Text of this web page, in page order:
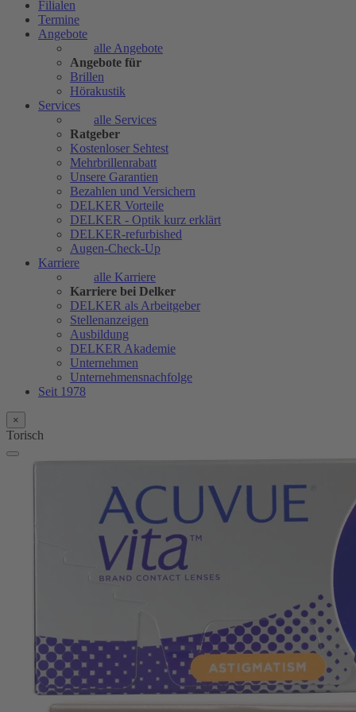
Filialen
Termine
Angebote
alle Angebote
Angebote für
Brillen
Hörakustik
Services
alle Services
Ratgeber
Kostenloser Sehtest
Mehrbrillenrabatt
Unsere Garantien
Bezahlen und Versichern
DELKER Vorteile
DELKER - Optik kurz erklärt
DELKER-refurbished
Augen-Check-Up
Karriere
alle Karriere
Karriere bei Delker
DELKER als Arbeitgeber
Stellenanzeigen
Ausbildung
DELKER Akademie
Unternehmen
Unternehmensnachfolge
Seit 1978
×
Torisch